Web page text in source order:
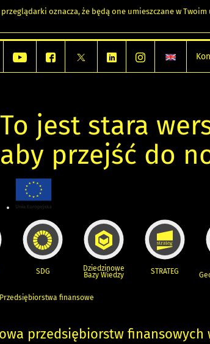
oznacza, że będą one umieszczane w
To jest stara
aby przejść do
SDG Dziedzinowe
Bazy Wiedzy STRATEG
Przedsiębiorstwa finansowe
przedsiębiorstw finansowych